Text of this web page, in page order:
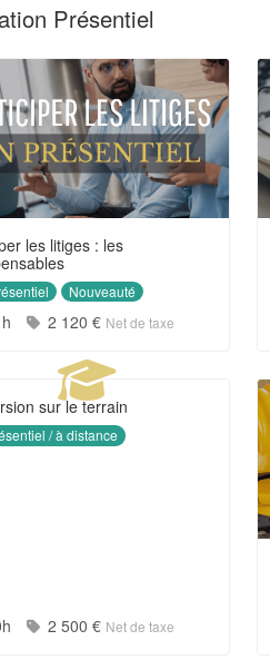
Présentiel
les litiges : les
Nouveauté
: Prix :
2 120 € Net de taxe
sur le terrain
/ à distance
: Prix :
2 500 € Net de taxe